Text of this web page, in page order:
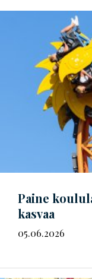
Paine
kasvaa
05.06.2026